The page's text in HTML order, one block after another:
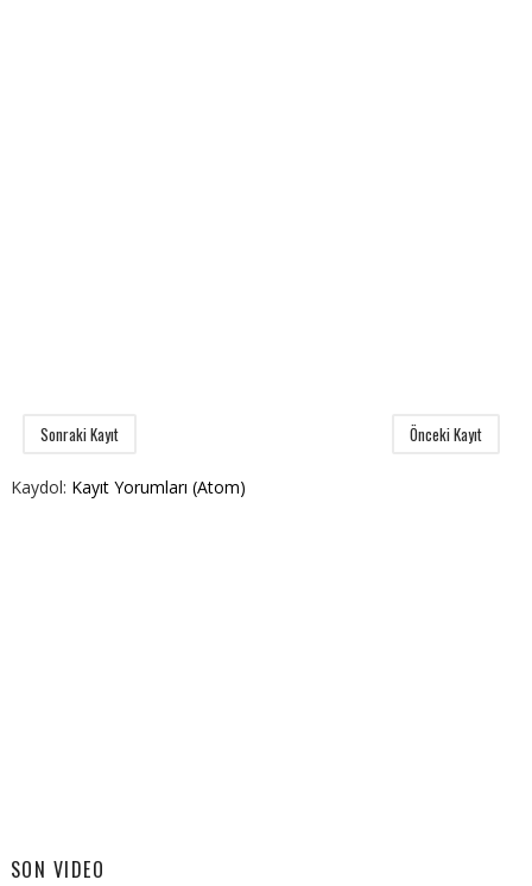
Sonraki Kayıt Önceki Kayıt
Kaydol: Kayıt Yorumları (Atom)
SON VIDEO